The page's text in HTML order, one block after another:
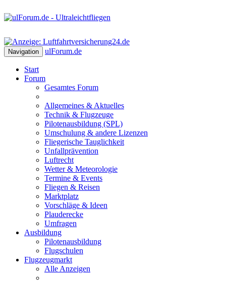
Navigation ulForum.de
Start
Forum
Gesamtes Forum
Allgemeines & Aktuelles
Technik & Flugzeuge
Pilotenausbildung (SPL)
Umschulung & andere Lizenzen
Fliegerische Tauglichkeit
Unfallprävention
Luftrecht
Wetter & Meteorologie
Termine & Events
Fliegen & Reisen
Marktplatz
Vorschläge & Ideen
Plauderecke
Umfragen
Ausbildung
Pilotenausbildung
Flugschulen
Flugzeugmarkt
Alle Anzeigen